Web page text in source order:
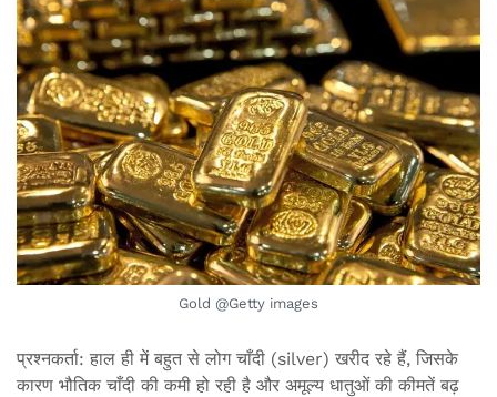
Gold @Getty images
प्रश्नकर्ता: हाल ही में बहुत से लोग चाँदी (silver) खरीद रहे हैं, जिसके
कारण भौतिक चाँदी की कमी हो रही है और अमूल्य धातुओं की कीमतें बढ़